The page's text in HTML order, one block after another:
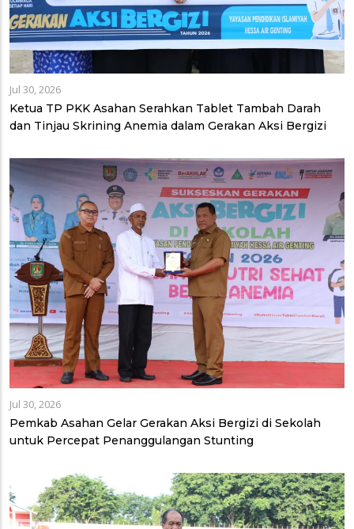
Jul 30, 2026
Ketua TP PKK Asahan Serahkan Tablet Tambah Darah
dan Tinjau Skrining Anemia dalam Gerakan Aksi Bergizi
Jul 30, 2026
Pemkab Asahan Gelar Gerakan Aksi Bergizi di Sekolah
untuk Percepat Penanggulangan Stunting